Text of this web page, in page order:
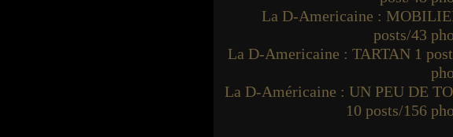
La D-Americaine :
posts/43
La D-Americaine : TARTAN 1
La D-Américaine : UN PEU DE
10 posts/156